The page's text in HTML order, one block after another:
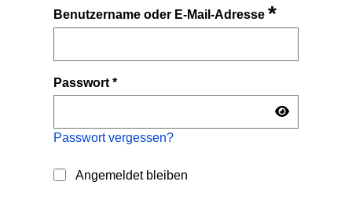
Benutzername oder E-Mail-Adresse*
Passwort*
Passwort vergessen?
Angemeldet bleiben